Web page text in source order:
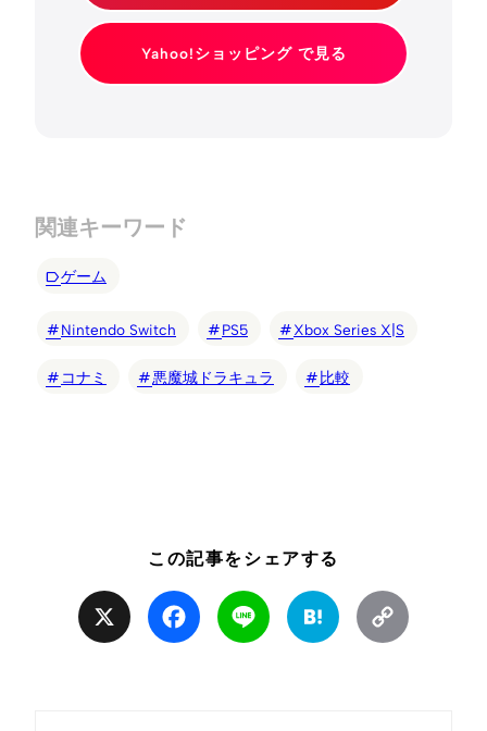
Yahoo!ショッピング で見る
関連キーワード
ゲーム
Nintendo Switch PS5 Xbox Series X|S
コナミ 悪魔城ドラキュラ 比較
この記事をシェアする
Facebook Line Hatena